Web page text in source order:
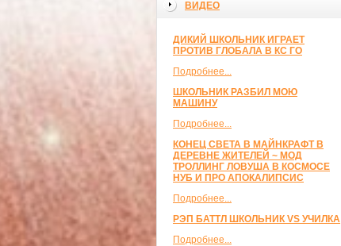
ВИДЕО
ДИКИЙ ШКОЛЬНИК ИГРАЕТ
ПРОТИВ ГЛОБАЛА В КС ГО
Подробнее...
ШКОЛЬНИК РАЗБИЛ МОЮ
МАШИНУ
Подробнее...
КОНЕЦ СВЕТА В МАЙНКРАФТ В
ДЕРЕВНЕ ЖИТЕЛЕЙ ~ МОД
ТРОЛЛИНГ ЛОВУША В КОСМОСЕ
НУБ И ПРО АПОКАЛИПСИС
Подробнее...
РЭП БАТТЛ ШКОЛЬНИК VS УЧИЛКА
Подробнее...